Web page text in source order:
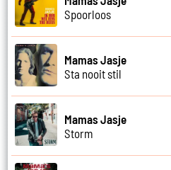
Spoorloos
Mamas Jasje
Sta nooit stil
Mamas Jasje
Storm